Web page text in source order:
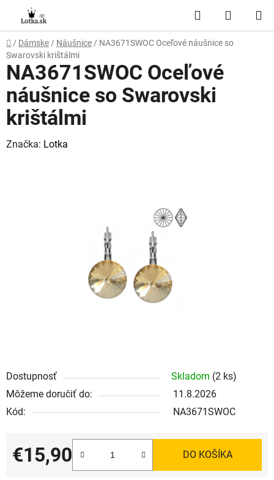
obsah
Hľadať
KOŠÍK
Domov
/ Dámske / Náušnice / NA3671SWOC Oceľové náušnice so
Swarovski krištálmi
Dostupnosť Skladom (2 ks)
Môžeme doručiť do:
11.8.2026
Kód:
NA3671SWOC
€15,90
Jednotková cena:
DO KOŠÍKA
NA3671SWOC Oceľové
náušnice so Swarovski
krištálmi
Značka: Lotka